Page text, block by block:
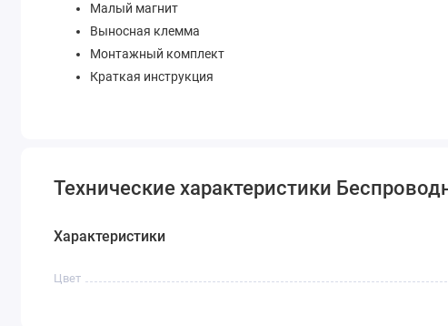
Малый магнит
Выносная клемма
Монтажный комплект
Краткая инструкция
Технические характеристики
Характеристики
Цвет